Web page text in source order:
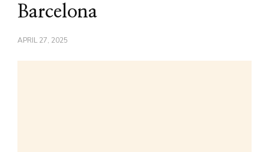
Barcelona
APRIL 27, 2025